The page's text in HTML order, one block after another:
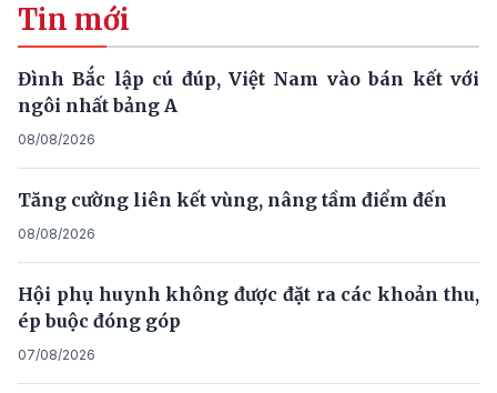
Tin mới
Đình Bắc lập cú đúp, Việt Nam vào bán kết với
ngôi nhất bảng A
08/08/2026
Tăng cường liên kết vùng, nâng tầm điểm đến
08/08/2026
Hội phụ huynh không được đặt ra các khoản thu,
ép buộc đóng góp
07/08/2026